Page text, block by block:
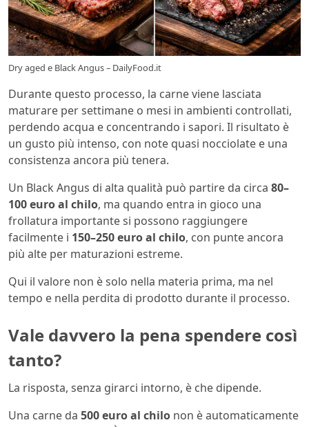
Dry aged e Black Angus – DailyFood.it
Durante questo processo, la carne viene lasciata
maturare per settimane o mesi in ambienti controllati,
perdendo acqua e concentrando i sapori. Il risultato è
un gusto più intenso, con note quasi nocciolate e una
consistenza ancora più tenera.
Un Black Angus di alta qualità può partire da circa 80–
100 euro al chilo, ma quando entra in gioco una
frollatura importante si possono raggiungere
facilmente i 150–250 euro al chilo, con punte ancora
più alte per maturazioni estreme.
Qui il valore non è solo nella materia prima, ma nel
tempo e nella perdita di prodotto durante il processo.
Vale davvero la pena spendere così
tanto?
La risposta, senza girarci intorno, è che dipende.
Una carne da 500 euro al chilo non è automaticamente